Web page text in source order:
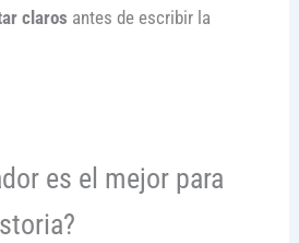
claros antes de escribir la
es el mejor para